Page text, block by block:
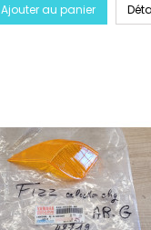
Ajouter au panier